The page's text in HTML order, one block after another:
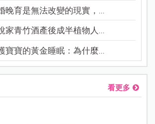
晚育是無法改變的現實，...
家青竹酒產後成半植物人...
寶寶的黃金睡眠：為什麼...
看更多